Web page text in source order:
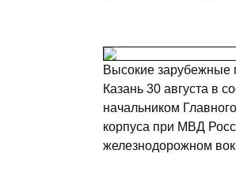
Высокие зарубежные
Казань 30 августа в
начальником
корпуса при МВД
железнодорожном